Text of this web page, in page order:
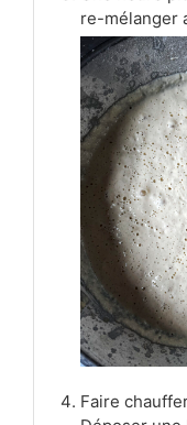
re-mélanger
Faire